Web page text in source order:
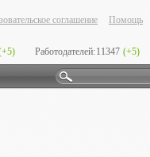
соглашение Помощь
Работодателей:11347 (+5)